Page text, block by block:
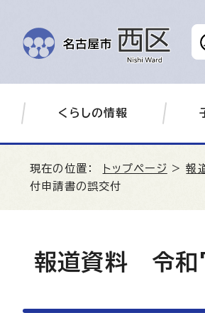
くらしの情報
現在の位置： トップページ >報
付申請書の誤交付
報道資料 令和